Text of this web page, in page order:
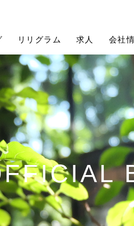
リリグラム 求人 会社